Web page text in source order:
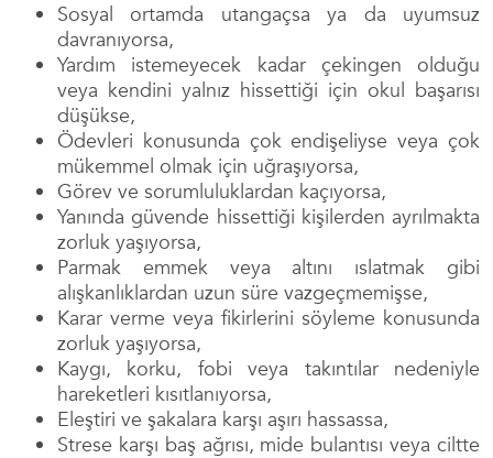
Sosyal ortamda utangaçsa ya da uyumsuz
davranıyorsa,
Yardım istemeyecek kadar çekingen olduğu
veya kendini yalnız hissettiği için okul başarısı
düşükse,
Ödevleri konusunda çok endişeliyse veya çok
mükemmel olmak için uğraşıyorsa,
Görev ve sorumluluklardan kaçıyorsa,
Yanında güvende hissettiği kişilerden ayrılmakta
zorluk yaşıyorsa,
Parmak emmek veya altını ıslatmak gibi
alışkanlıklardan uzun süre vazgeçmemişse,
Karar verme veya fikirlerini söyleme konusunda
zorluk yaşıyorsa,
Kaygı, korku, fobi veya takıntılar nedeniyle
hareketleri kısıtlanıyorsa,
Eleştiri ve şakalara karşı aşırı hassassa,
Strese karşı baş ağrısı, mide bulantısı veya ciltte